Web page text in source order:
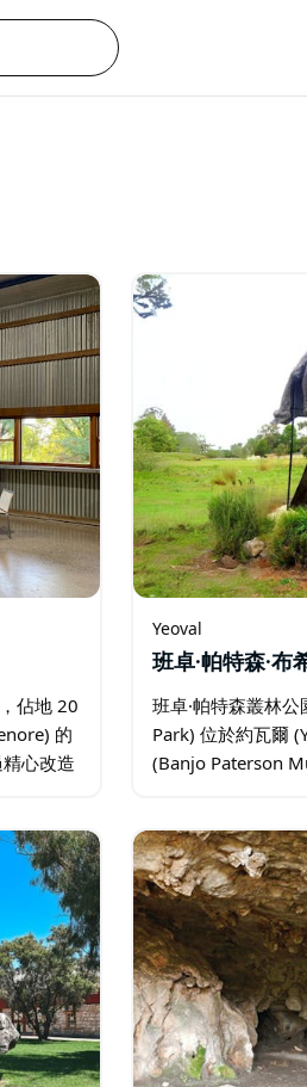
佔地 20
的
心改造
Yeoval
班卓·帕特森·布
班卓·帕特森叢林
Park) 位於約瓦爾
(Banjo Paterson